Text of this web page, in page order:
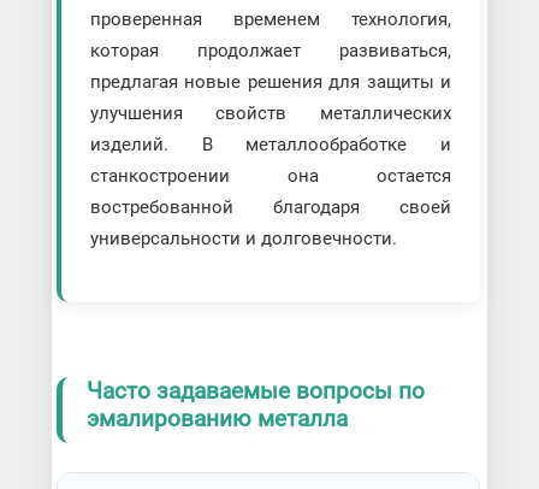
проверенная временем технология,
которая продолжает развиваться,
предлагая новые решения для защиты и
улучшения свойств металлических
изделий. В металлообработке и
станкостроении она остается
востребованной благодаря своей
универсальности и долговечности.
Часто задаваемые вопросы по
эмалированию металла